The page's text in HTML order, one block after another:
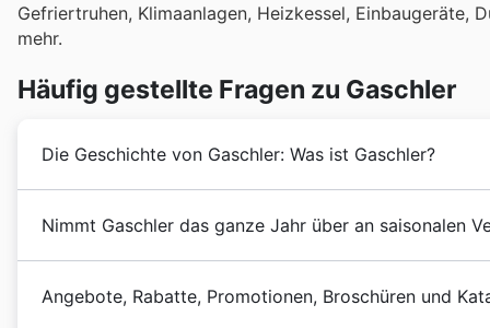
Gefriertruhen, Klimaanlagen, Heizkessel, Einbaugeräte,
mehr.
Häufig gestellte Fragen zu Gaschler
Die Geschichte von Gaschler: Was ist Gaschler?
mit den leistungsfähigsten Haushaltsgeräten und
internationalen Markt zu versorgen. In den folgenden
großen Anzahl von Produkten und der Eröffnung
Nimmt Gaschler das ganze Jahr über an saisonalen
Entdecken Sie auf unserer Plattform aktuelle
Angebote, Rabatte, Promotionen, Broschüren und